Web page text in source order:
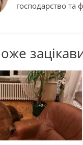
господарство та